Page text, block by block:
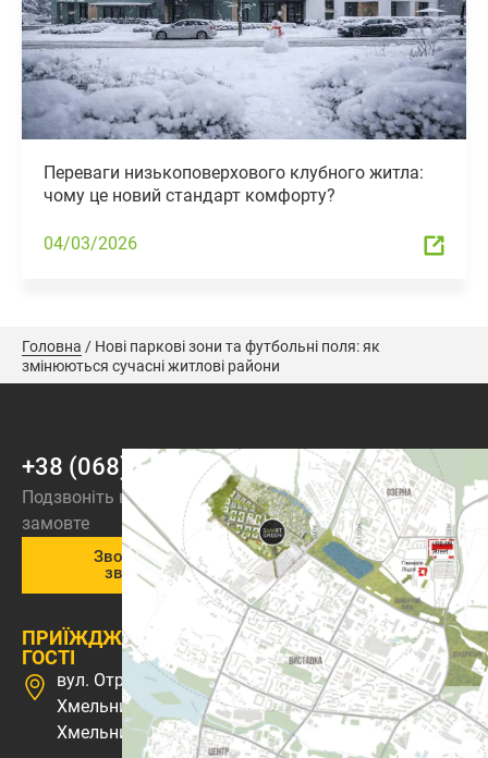
Переваги низькоповерхового клубного житла:
чому це новий стандарт комфорту?
04/03/2026
Головна / Нові паркові зони та футбольні поля: як
змінюються сучасні житлові райони
+38 (068) 973-44-44
Подзвоніть нам або
замовте
Зворотній
зв’язок
ПРИЇЖДЖАЙТЕ В
ГОСТІ
вул. Отрадна 1, м.
Хмельницький,
Хмельницька обл., 29000